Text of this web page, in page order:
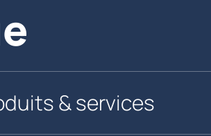
& services